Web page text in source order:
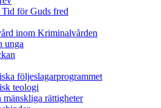
Tid för Guds fred
inom Kriminalvården
unga
följeslagarprogrammet
teologi
mänskliga rättigheter